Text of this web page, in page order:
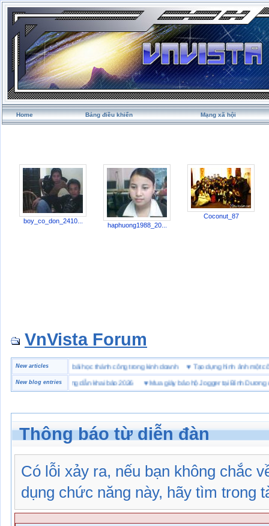
Home Bảng điều khiển Mạng xã hội
boy_co_don_2410...
haphuong1988_20...
Coconut_87
VnVista Forum
New articles
biệt” của Microsoft ♥4 bài học thành công trong kinh doanh ♥Tạo dựng hình ảnh
New blog entries
quan là gì? Hướng dẫn khai báo 2026♥ Mua giày bảo hộ Jogger tại Bình Dương ở
Thông báo từ diễn đàn
Có lỗi xảy ra, nếu bạn không chắc
dụng chức năng này, hãy tìm trong